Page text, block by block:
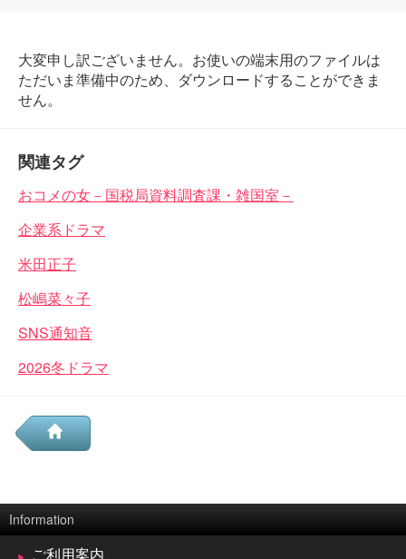
大変申し訳ございません。お使いの端末用のファイルは
ただいま準備中のため、ダウンロードすることができま
せん。
関連タグ
おコメの女－国税局資料調査課・雑国室－
企業系ドラマ
米田正子
松嶋菜々子
SNS通知音
2026冬ドラマ
Information
ご利用案内